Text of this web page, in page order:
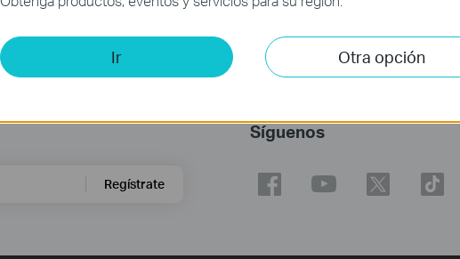
Regístrate
Síguenos
Ir Otra opción